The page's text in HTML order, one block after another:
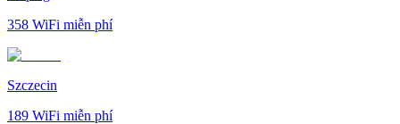
358 WiFi miễn phí
Szczecin
189 WiFi miễn phí